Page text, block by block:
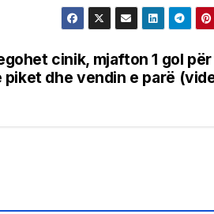
cinik, mjafton 1 gol
piket dhe vendin e parë